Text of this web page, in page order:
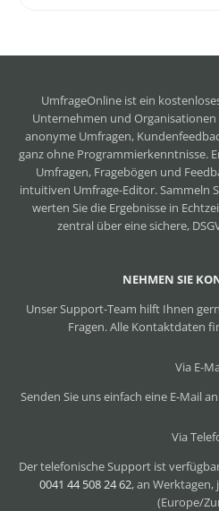
UmfrageOnline ist ein
Unternehmen und
anonyme Umfragen,
ganz ohne Programmierkenntnisse.
Umfragen, Fragebögen und
intuitiven Umfrage-Editor. Sammeln
werten Sie die Ergebnisse in
zentral über eine sichere,
NEHMEN SIE
Unser Support-Team hilft Ihnen
Fragen. Alle Kontaktdaten
Via E-
Senden Sie uns einfach eine E-Mail an
Via
Der telefonische Support ist
0041 44 508 24 62, an Werktagen,
(Europe/